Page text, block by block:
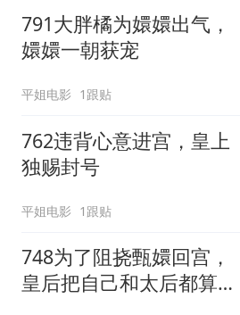
791大胖橘为嬛嬛出气，
嬛嬛一朝获宠
平姐电影 1跟贴
762违背心意进宫，皇上
独赐封号
平姐电影 1跟贴
748为了阻挠甄嬛回宫，
皇后把自己和太后都算计